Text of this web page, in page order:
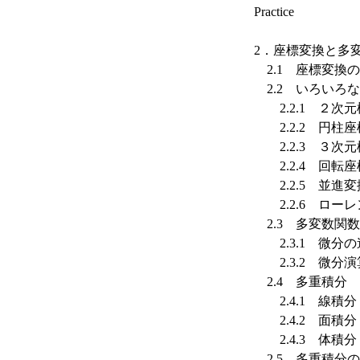
Practice
2．座標変換と多
2.1 座標変換の
2.2 いろいろな
2.2.1 ２次元
2.2.2 円柱座
2.2.3 ３次元
2.2.4 回転座
2.2.5 並進変
2.2.6 ローレ
2.3 多変数関数
2.3.1 微分の
2.3.2 微分演
2.4 多重積分
2.4.1 線積分
2.4.2 面積分
2.4.3 体積分